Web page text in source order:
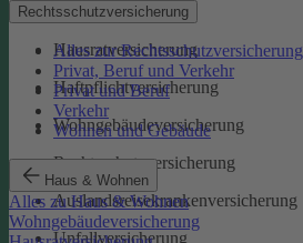
Rechtsschutzversicherung
Alles zur Rechtsschutzversicherung
Privat, Beruf und Verkehr
Privat und Beruf
Verkehr
Wohnen und Gebäude
Haus & Wohnen
Alles zu Haus & Wohnen
Wohngebäudeversicherung
Kfz-Versicherungen
Hausratversicherung
Haftpflichtversicherung
Wohngebäudeversicherung
Rechtsschutzversicherung
Auslandsreisekrankenversicherung
Unfallversicherung